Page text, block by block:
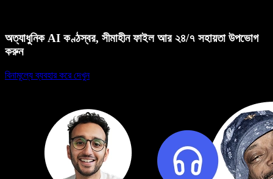
অত্যাধুনিক AI কণ্ঠস্বর, সীমাহীন ফাইল আর ২৪/৭ সহায়তা উপভোগ
করুন
বিনামূল্যে ব্যবহার করে দেখুন